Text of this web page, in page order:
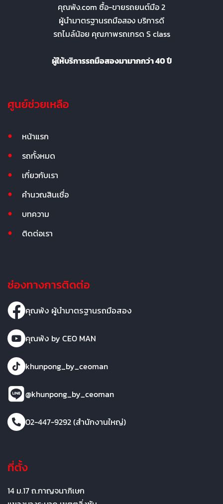
คุณพ้ง.com ซื้อ-ขายรถยนต์มือ 2
ผู้นำมาตรฐานรถมือสอง บริการดี
รถไมล์น้อย คุณภาพรถเกรด S class
ผู้ให้บริการรถมือสองมามากกว่า 40 ปี
ศูนย์ช่วยเหลือ
หน้าแรก
รถทั้งหมด
เกี่ยวกับเรา
คำนวณสินเชื่อ
บทความ
ติดต่อเรา
ช่องทางการติดต่อ
คุณพ้ง ผู้นำมาตรฐานรถมือสอง
คุณพ้ง by CEO MAN
khunpong_by_ceoman
@khunpong_by_ceoman
02-447-9292 (สำนักงานใหญ่)
ที่ตั้ง
14 ม.17 ถ.กาญจนาภิเษก